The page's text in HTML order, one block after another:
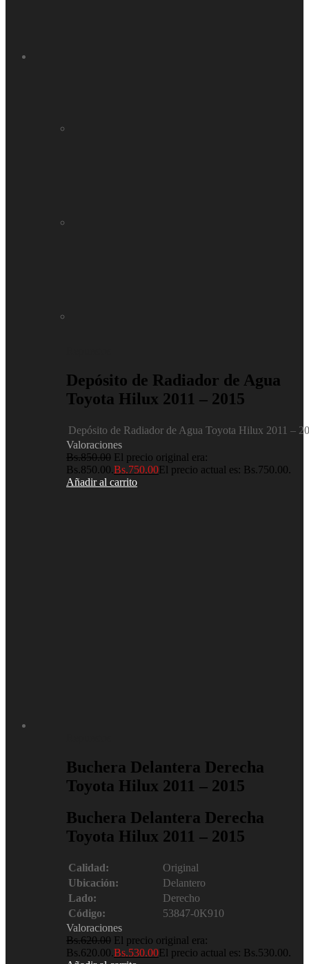
Depósito de Radiador de Agua
Toyota Hilux 2011 – 2015
Depósito de Radiador de Agua Toyota Hilux 2011 –
Valoraciones
Bs.850.00 El precio original era:
Bs.850.00.Bs.750.00El precio actual es: Bs.750.00.
Añadir al carrito
Buchera Delantera Derecha
Toyota Hilux 2011 – 2015
Buchera Delantera Derecha
Toyota Hilux 2011 – 2015
Calidad:
Original
Ubicación:
Delantero
Lado:
Derecho
Código:
53847-0K910
Valoraciones
Bs.620.00 El precio original era:
Bs.620.00.Bs.530.00El precio actual es: Bs.530.00.